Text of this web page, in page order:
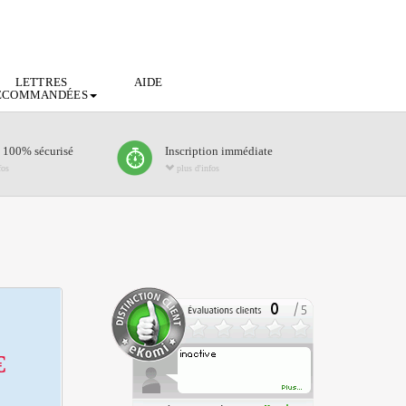
LETTRES
AIDE
100% sécurisé Inscription immédiate
plus d'infos